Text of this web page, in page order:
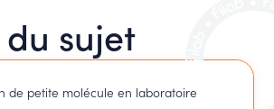
sujet
de petite molécule en laboratoire